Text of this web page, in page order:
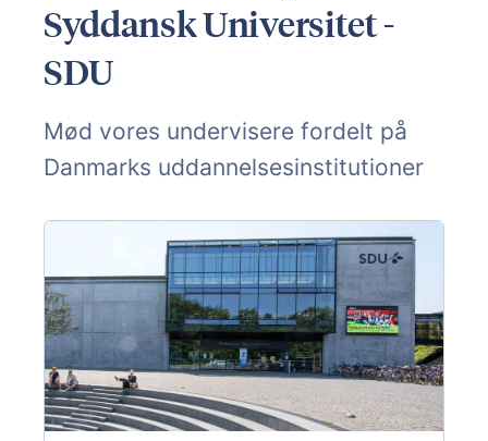
Syddansk Universitet -
SDU
Mød vores undervisere fordelt på
Danmarks uddannelsesinstitutioner